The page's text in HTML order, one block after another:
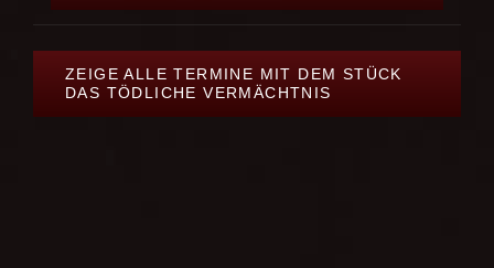
ZEIGE ALLE TERMINE MIT DEM STÜCK
DAS TÖDLICHE VERMÄCHTNIS